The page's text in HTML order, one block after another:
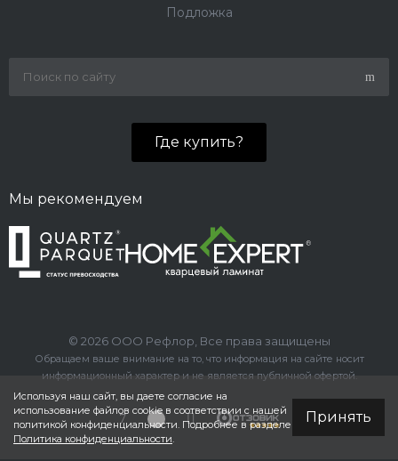
Подложка
Где купить?
Мы рекомендуем
© 2026 ООО Рефлор, Все права защищены
Обращаем ваше внимание на то, что информация на сайте носит
информационный характер и не является публичной офертой.
Используя наш сайт, вы даете согласие на
использование файлов cookie в соответствии с нашей
политикой конфиденциальности. Подробнее в разделе
Политика конфиденциальности.
Принять